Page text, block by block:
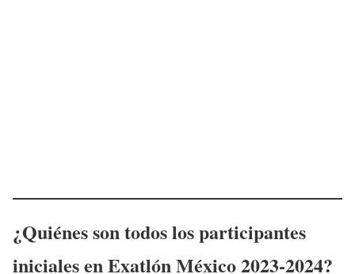
¿Quiénes son todos los participantes
iniciales en Exatlón México 2023-2024?